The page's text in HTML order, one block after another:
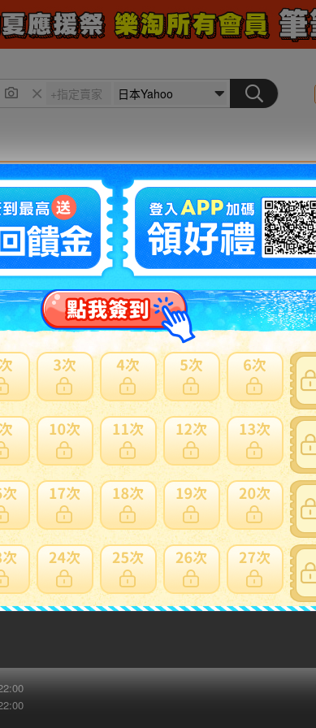
會員登入
賣家寄錯全額處理 運
支付方式
ATM
web-ATM
超商繳費( 7-11 ibon)
貨到付款
AFTEE(貨到後付款)
zingala銀角零卡
信用卡